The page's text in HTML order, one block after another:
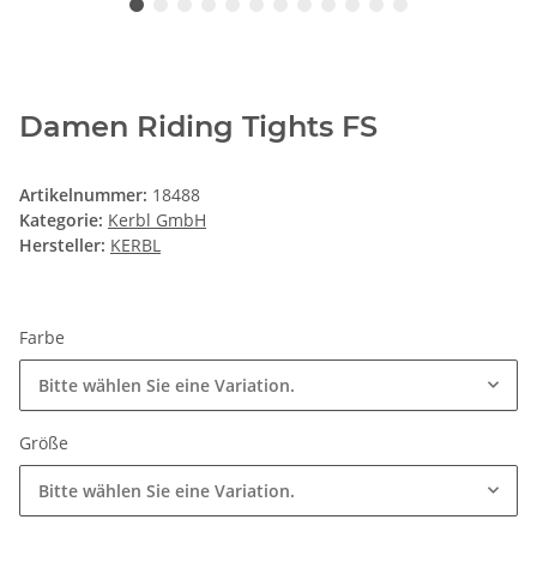
Damen Riding Tights FS
Artikelnummer: 18488
Kategorie: Kerbl GmbH
Hersteller: KERBL
Farbe
Bitte wählen Sie eine Variation.
Größe
Bitte wählen Sie eine Variation.